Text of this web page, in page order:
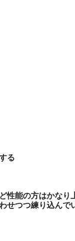
る
性能の方はかなり
せつつ練り込んで